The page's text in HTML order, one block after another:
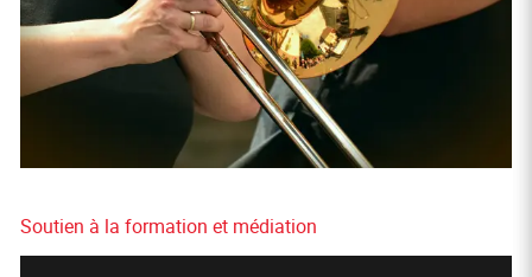
Soutien à la formation et médiation